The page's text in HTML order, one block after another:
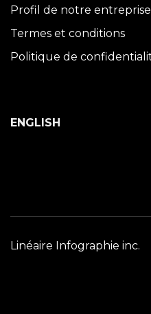
Profil de notre entreprise
Termes et conditions
Politique de
ENGLISH
Linéaire Infographie inc.